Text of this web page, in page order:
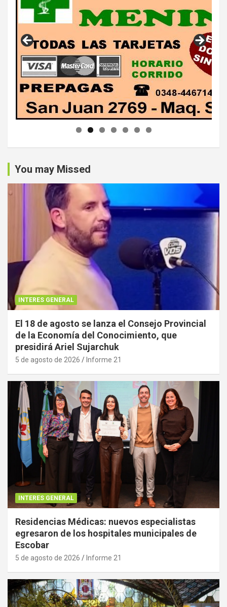
You may Missed
INTERES GENERAL
El 18 de agosto se lanza el Consejo Provincial
de la Economía del Conocimiento, que
presidirá Ariel Sujarchuk
5 de agosto de 2026 Informe 21
INTERES GENERAL
Residencias Médicas: nuevos especialistas
egresaron de los hospitales municipales de
Escobar
5 de agosto de 2026 Informe 21